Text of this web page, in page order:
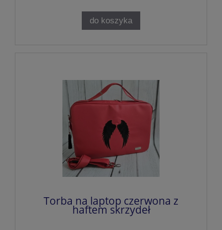
do koszyka
Torba na laptop czerwona z
haftem skrzydeł